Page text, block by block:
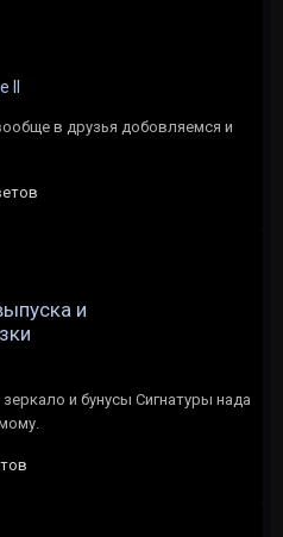
в друзья добовляемся и
и
и бунусы Сигнатуры нада